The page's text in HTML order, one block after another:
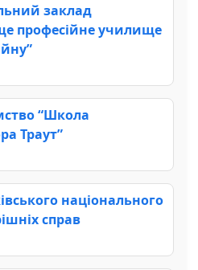
заклад
професійне училище
“Школа
Траут”
національного
справ